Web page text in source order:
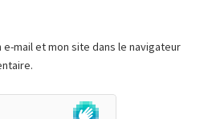
mail et mon site dans le navigateur